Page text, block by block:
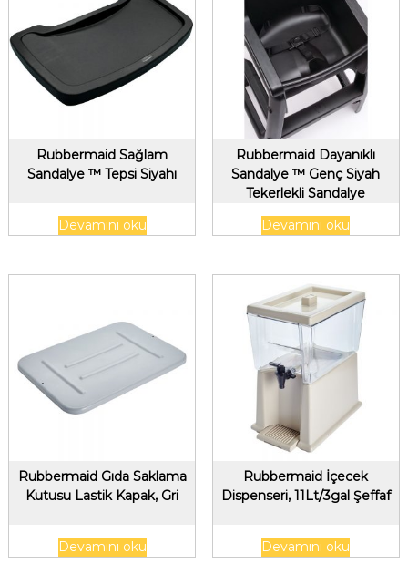
Rubbermaid Sağlam
Sandalye ™ Tepsi Siyahı
Devamını oku
Rubbermaid Dayanıklı
Sandalye ™ Genç Siyah
Tekerlekli Sandalye
Devamını oku
Rubbermaid Gıda Saklama
Kutusu Lastik Kapak, Gri
Devamını oku
Rubbermaid İçecek
Dispenseri, 11Lt/3gal Şeffaf
Devamını oku